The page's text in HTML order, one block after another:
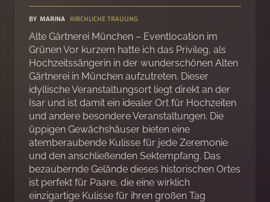
BY MARINA KIRCHLICHE TRAUUNG
Alte Gärtnerei München – Eventlocation im
Grünen Vor kurzem hatte ich das Privileg, als
Hochzeitssängerin in der wunderschönen Alten
Gärtnerei in München aufzutreten. Dieser
idyllische Veranstaltungsort liegt direkt an der
Isar und ist damit ein idealer Ort für Hochzeiten
und andere besondere Veranstaltungen. Die
üppigen Gewächshäuser bieten eine
atemberaubende Kulisse für jede Zeremonie
und den anschließenden Sektempfang. Das
bezaubernde Gelände dieses historischen Ortes
ist perfekt für Paare, die eine wirklich
einzigartige Kulisse für ihren großen Tag